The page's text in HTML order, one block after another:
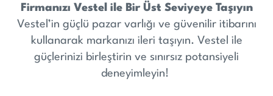
Firmanızı Vestel ile Bir Üst Seviyeye Taşıyın
Vestel’in güçlü pazar varlığı ve güvenilir itibarını
kullanarak markanızı ileri taşıyın. Vestel ile
güçlerinizi birleştirin ve sınırsız potansiyeli
deneyimleyin!